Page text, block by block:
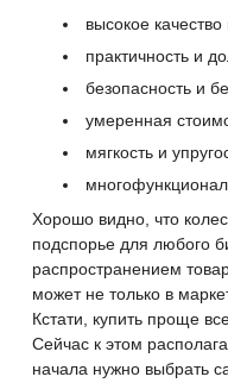
высокое
практичность и
безопасность и
умеренная
мягкость и
Хорошо видно, что
подспорье для любого
распространением
может не только в
Кстати, купить проще
Сейчас к этом
начала нужно выбрать